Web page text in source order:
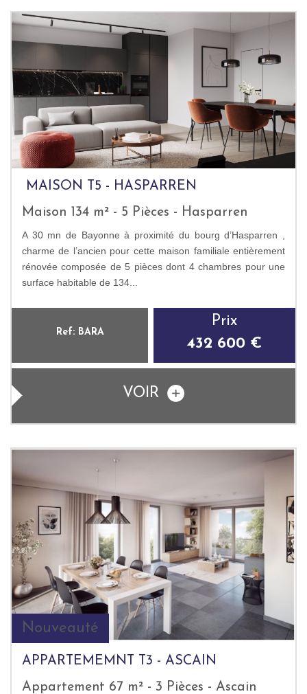
MAISON T5 - HASPARREN
Maison 134 m² - 5 Pièces - Hasparren
A 30 mn de Bayonne à proximité du bourg d’Hasparren ,
charme de l’ancien pour cette maison familiale entièrement
rénovée composée de 5 pièces dont 4 chambres pour une
surface habitable de 134...
Ref: BARA
Prix
432 600 €
VOIR
Nouveauté
APPARTEMEMNT T3 - ASCAIN
Appartement 67 m² - 3 Pièces - Ascain